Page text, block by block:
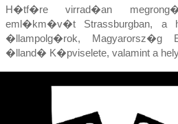
H�tf�re virrad�an
eml�km�v�t Strassburgban, a
�llampolg�rok, Magyarorsz�g
�lland� K�pviselete, valamint a